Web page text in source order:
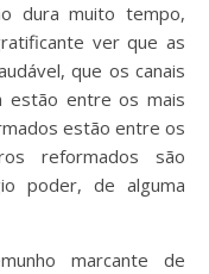
dura muito tempo,
ver que as
que os canais
estão entre os mais
estão entre os
reformados são
poder, de alguma
marcante de